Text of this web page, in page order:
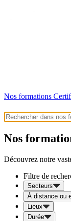
Nos formations
Nos
Découvrez notre
Filtre de
Secteurs
À distance ou
Lieux
Durée